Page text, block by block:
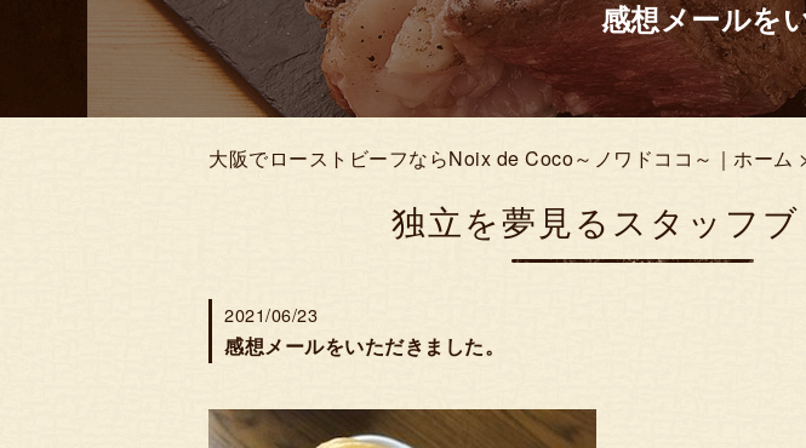
感想メールを
大阪でローストビーフならNoix de Coco～ノワドココ～｜ホーム >
独立を夢見るスタッフ
2021/06/23
感想メールをいただきました。